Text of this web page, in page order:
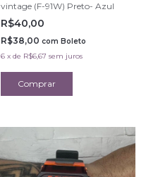
vintage (F-91W) Preto- Azul
R$40,00
R$38,00 com Boleto
6 x de R$6,67 sem juros